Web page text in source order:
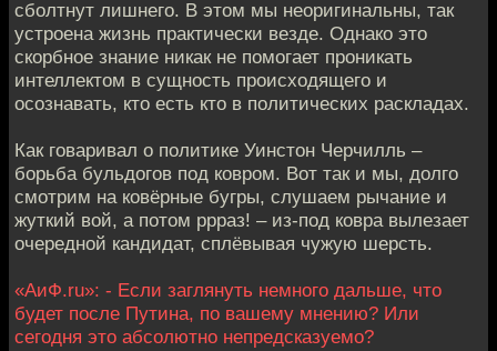
сболтнут лишнего. В этом мы неоригинальны, так
устроена жизнь практически везде. Однако это
скорбное знание никак не помогает проникать
интеллектом в сущность происходящего и
осознавать, кто есть кто в политических раскладах.
Как говаривал о политике Уинстон Черчилль –
борьба бульдогов под ковром. Вот так и мы, долго
смотрим на ковёрные бугры, слушаем рычание и
жуткий вой, а потом ррраз! – из-под ковра вылезает
очередной кандидат, сплёвывая чужую шерсть.
«АиФ.ru»: - Если заглянуть немного дальше, что
будет после Путина, по вашему мнению? Или
сегодня это абсолютно непредсказуемо?